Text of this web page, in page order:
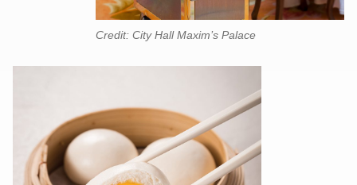
Credit: City Hall Maxim’s Palace